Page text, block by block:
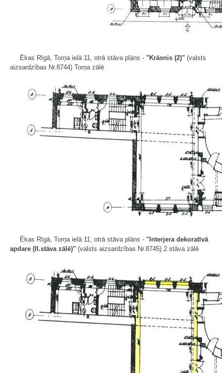
Ēkas Rīgā, Torņa ielā 11, otrā stāva plāns - "Krāsnis (2)" (valsts
aizsardzības Nr.8744) Torņa zālē
Ēkas Rīgā, Torņa ielā 11, otrā stāva plāns - "Interjera dekoratīvā
apdare (II.stāva zālē)" (valsts aizsardzības Nr.8745) 2.stāva zālē